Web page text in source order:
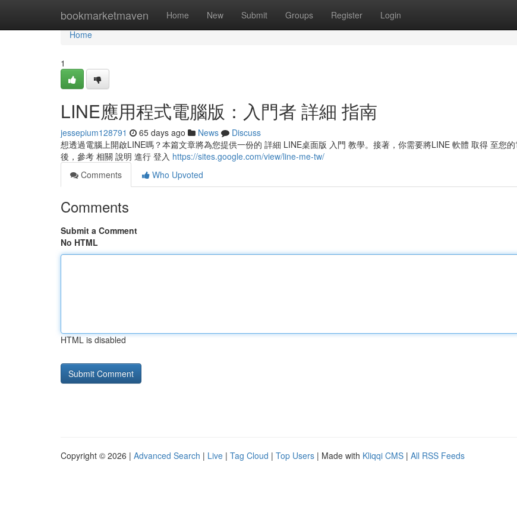
bookmarketmaven Home New Submit Groups Register Login
Home
Home
1
LINE應用程式電腦版：入門者 詳細 指南
jessepium128791 65 days ago News
Discuss
想透過電腦上開啟LINE嗎？本篇文章將為您提供一份的 詳細 LINE桌面版 入門 教學。接著，你需要將LINE 軟體 取得 至您
後，參考 相關 說明 進行 登入 https://sites.google.com/view/line-me-tw/
Comments
Who Upvoted
Comments
Submit a Comment
No HTML
HTML is disabled
Copyright © 2026 | Advanced Search | Live | Tag Cloud | Top Users | Made with Kliqqi CMS | All RSS Feeds